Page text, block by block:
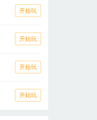
开始玩
开始玩
开始玩
开始玩